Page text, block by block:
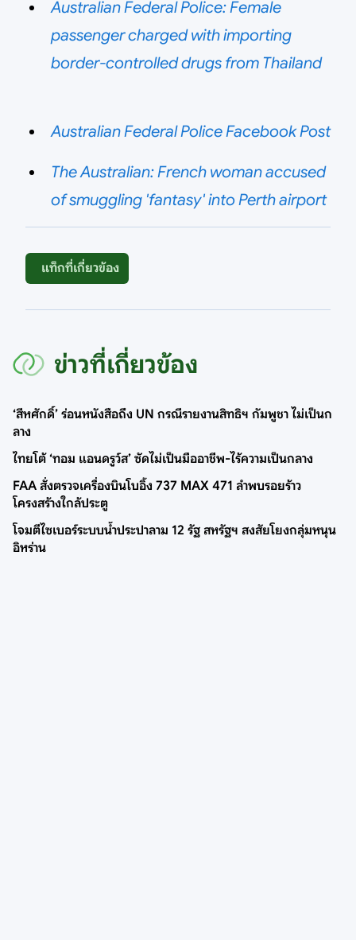
Australian Federal Police: Female
passenger charged with importing
border-controlled drugs from Thailand
Australian Federal Police Facebook Post
The Australian: French woman accused
of smuggling 'fantasy' into Perth airport
แท็กที่เกี่ยวข้อง
ข่าวที่เกี่ยวข้อง
‘สีหศักดิ์’ ร่อนหนังสือถึง UN กรณีรายงานสิทธิฯ กัมพูชา ไม่เป็นก
ลาง
ไทยโต้ ‘ทอม แอนดรูว์ส’ ซัดไม่เป็นมืออาชีพ-ไร้ความเป็นกลาง
FAA สั่งตรวจเครื่องบินโบอิ้ง 737 MAX 471 ลำพบรอยร้าว
โครงสร้างใกล้ประตู
โจมตีไซเบอร์ระบบน้ำประปาลาม 12 รัฐ สหรัฐฯ สงสัยโยงกลุ่มหนุน
อิหร่าน